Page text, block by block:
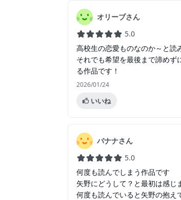
オリーブさん
5.0
高校生の恋愛ものなのか～と読
それでも希望を最後まで諦め
る作品です！
2026/01/24
いいね
バナナさん
5.0
何度も読んでしまう作品です
矢野にどうして？と最初は感じ
何度も読んでいると矢野の抱え